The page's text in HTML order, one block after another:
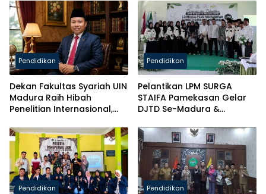
Pendidikan
Dekan Fakultas Syariah UIN
Madura Raih Hibah
Penelitian Internasional,
Kancah Global
Pendidikan
Pelantikan LPM SURGA
STAIFA Pamekasan Gelar
DJTD Se-Madura &
Pendidikan Pendidikan